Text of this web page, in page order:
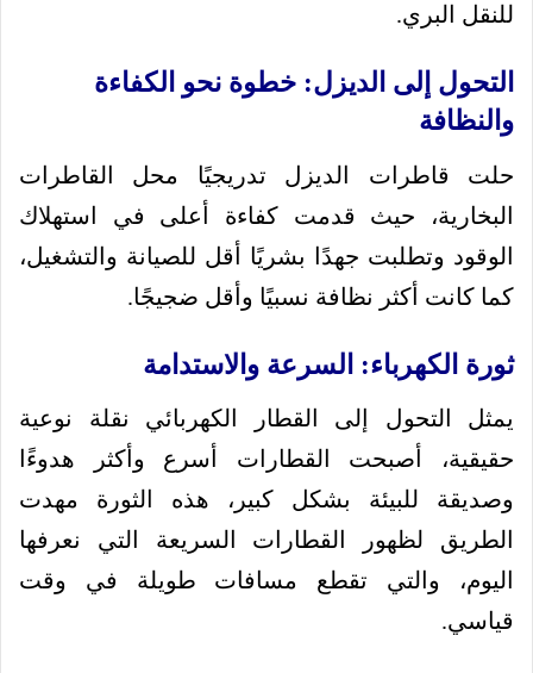
للنقل البري.
التحول إلى الديزل: خطوة نحو الكفاءة
والنظافة
حلت قاطرات الديزل تدريجيًا محل القاطرات
البخارية، حيث قدمت كفاءة أعلى في استهلاك
الوقود وتطلبت جهدًا بشريًا أقل للصيانة والتشغيل،
كما كانت أكثر نظافة نسبيًا وأقل ضجيجًا.
ثورة الكهرباء: السرعة والاستدامة
يمثل التحول إلى القطار الكهربائي نقلة نوعية
حقيقية، أصبحت القطارات أسرع وأكثر هدوءًا
وصديقة للبيئة بشكل كبير، هذه الثورة مهدت
الطريق لظهور القطارات السريعة التي نعرفها
اليوم، والتي تقطع مسافات طويلة في وقت
قياسي.